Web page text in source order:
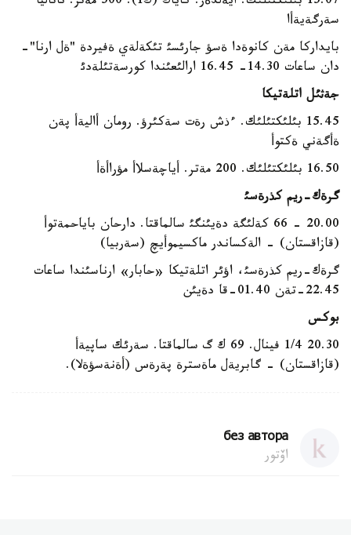
سةرگةيةأا
بايداركا مةن كانوةدا ةسؤ جارئسئ تئكةلةي ةفيردة "ةل ارنا"-
دان ساعات 14.30- 16.45 ارالئعئندا كورسةتئلةدئ
جةثئل اتلةتيكا
15.45 بئلئكتئلئك. ءذش رةت سةكئرؤ. رومان أاليةأ پةن
ةأگةني ةكتوأ
16.50 بئلئكتئلئك. 200 مةتر. أياچةسلاأ مؤراأةأ
گرةك-ريم كذرةسئ
20.00 - 66 كةلئگة دةيئنگئ سالماقتا. دارحان باياحمةتوأ
(قازاقستان) - الةكساندر ماكسيموأيچ (سةربيا)
گرةك-ريم كذرةسئ، اؤئر اتلةتيكا «حابار» ارناسئندا ساعات
22.45-تةن 01.40-قا دةيئن
بوكس
20.30 1/4 فينال. 69 ك گ سالماقتا. سةرئك ساپيةأ
(قازاقستان) - گابريةل ماةسترة پةرةس (أةنةسؤةلا).
без автора
اۆتور